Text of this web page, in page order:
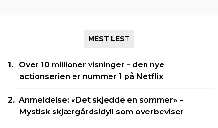
MEST LEST
Over 10 millioner visninger – den nye
actionserien er nummer 1 på Netflix
Anmeldelse: «Det skjedde en sommer» –
Mystisk skjærgårdsidyll som overbeviser